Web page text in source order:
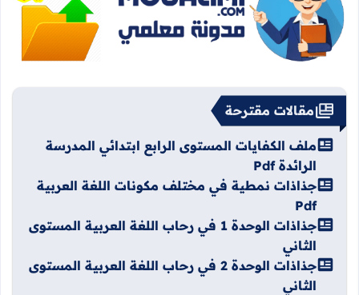
مقالات مقترحة
ملف الكفايات المستوى الرابع ابتدائي المدرسة
الرائدة Pdf
جذاذات نمطية في مختلف مكونات اللغة العربية
Pdf
جذاذات الوحدة 1 في رحاب اللغة العربية المستوى
الثاني
جذاذات الوحدة 2 في رحاب اللغة العربية المستوى
الثاني